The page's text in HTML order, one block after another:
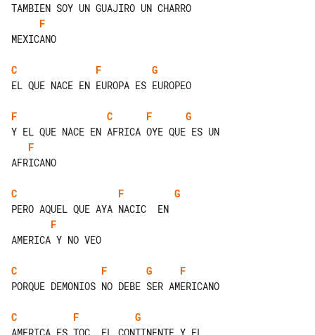
F
MEXICANO
C F
G
EL QUE NACE EN EUROPA ES EUROPEO
F C F
G
F
AFRICANO
C F
G
F
AMERICA Y NO VEO
C F G
F
PORQUE DEMONIOS NO DEBE SER AMERICANO
C F
G